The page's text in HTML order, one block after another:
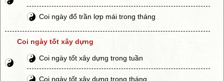
Coi ngày đổ trần lợp mái trong tháng
Coi ngày tốt xây dựng
Coi ngày tốt xây dựng trong tuần
Coi ngày tốt xây dựng trong tháng